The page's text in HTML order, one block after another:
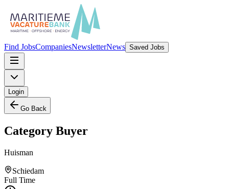
Find JobsCompaniesNewsletterNews Saved Jobs
Login
Go Back
Category Buyer
Huisman
Schiedam
Full Time